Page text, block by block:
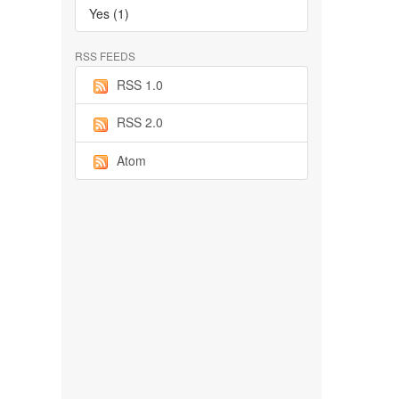
Yes (1)
RSS FEEDS
RSS 1.0
RSS 2.0
Atom